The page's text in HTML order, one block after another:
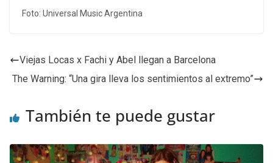
Foto: Universal Music Argentina
Viejas Locas x Fachi y Abel llegan a Barcelona
The Warning: “Una gira lleva los sentimientos al extremo”
También te puede gustar